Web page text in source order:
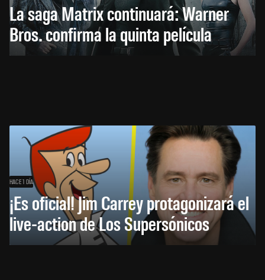
La saga Matrix continuará: Warner
Bros. confirma la quinta película
HACE 1 DÍA
¡Es oficial! Jim Carrey protagonizará el
live-action de Los Supersónicos